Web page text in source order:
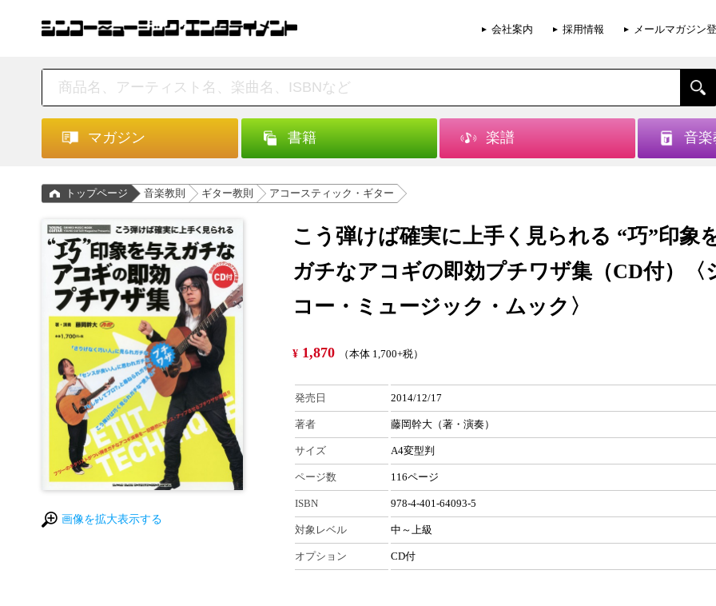
会社案内 採用情報 メールマガジン
マガジン 書籍 楽譜 音楽
トップページ 音楽教則 ギター教則 アコースティック・ギター
画像を拡大表示する
こう弾けば確実に上手く見られる “巧”印象
ガチなアコギの即効プチワザ集（CD付）〈
コー・ミュージック・ムック〉
¥ 1,870 （本体 1,700+税）
発売日 2014/12/17
著者 藤岡幹大（著・演奏）
サイズ A4変型判
ページ数 116ページ
ISBN 978-4-401-64093-5
対象レベル 中～上級
オプション CD付